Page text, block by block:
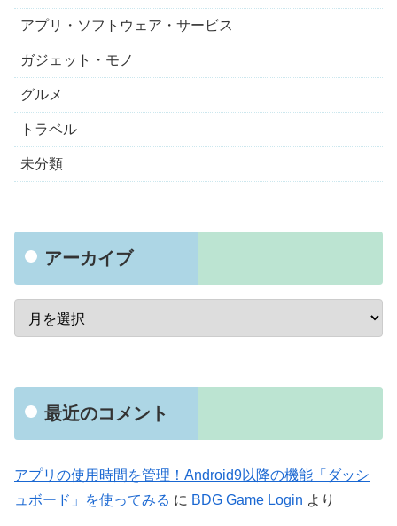
アプリ・ソフトウェア・サービス
ガジェット・モノ
グルメ
トラベル
未分類
アーカイブ
最近のコメント
アプリの使用時間を管理！Android9以降の機能「ダッシ
ュボード」を使ってみる に BDG Game Login より